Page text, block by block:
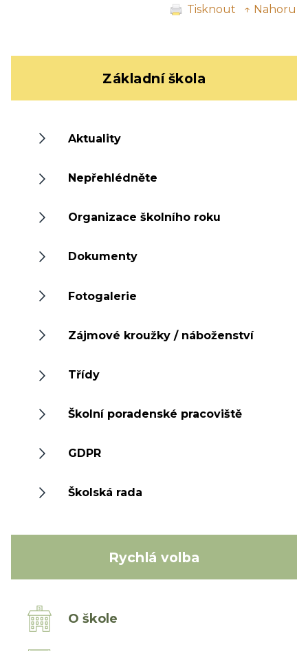
Tisknout ↑ Nahoru
Základní škola
Aktuality
Nepřehlédněte
Organizace školního roku
Dokumenty
Fotogalerie
Zájmové kroužky / náboženství
Třídy
Školní poradenské pracoviště
GDPR
Školská rada
Rychlá volba
O škole